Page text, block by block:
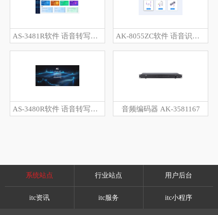
AS-3481R软件 语音转写会议客户端软件 V5.62 AK-8055ZC软件 语音识别服务软件 V3.017
AS-3480R软件 语音转写会议后台服务软件 V5.61 音频编码器 AK-3581167
系统站点 行业站点 用户后台
itc资讯 itc服务 itc小程序